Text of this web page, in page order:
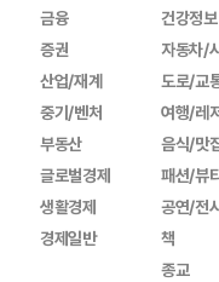
금융
증권
산업/재계
중기/벤처
부동산
글로벌경제
생활경제
경제일반
건강정보
자동차/
도로/교
여행/레
음식/맛
패션/뷰
공연/전
책
종교